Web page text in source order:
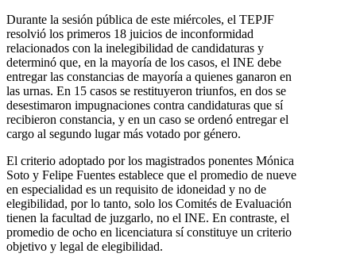
Durante la sesión pública de este miércoles, el TEPJF
resolvió los primeros 18 juicios de inconformidad
relacionados con la inelegibilidad de candidaturas y
determinó que, en la mayoría de los casos, el INE debe
entregar las constancias de mayoría a quienes ganaron en
las urnas. En 15 casos se restituyeron triunfos, en dos se
desestimaron impugnaciones contra candidaturas que sí
recibieron constancia, y en un caso se ordenó entregar el
cargo al segundo lugar más votado por género.
El criterio adoptado por los magistrados ponentes Mónica
Soto y Felipe Fuentes establece que el promedio de nueve
en especialidad es un requisito de idoneidad y no de
elegibilidad, por lo tanto, solo los Comités de Evaluación
tienen la facultad de juzgarlo, no el INE. En contraste, el
promedio de ocho en licenciatura sí constituye un criterio
objetivo y legal de elegibilidad.